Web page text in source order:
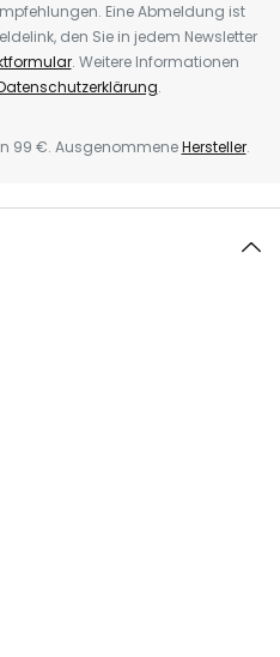
Eine Abmeldung ist
den Sie in jedem Newsletter
. Weitere Informationen
.
99 €. AusgenommeneHersteller.